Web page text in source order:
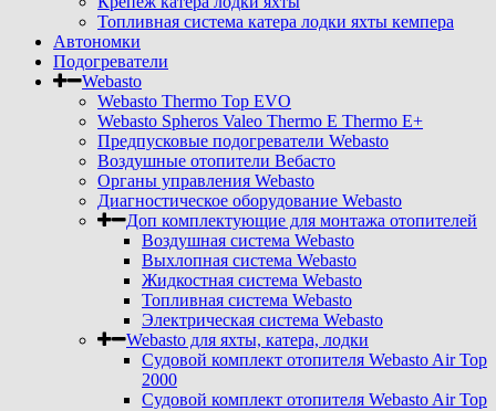
Топливная система катера лодки яхты кемпера
Автономки
Подогреватели
Webasto
Webasto Thermo Top EVO
Webasto Spheros Valeo Thermo E Thermo E+
Предпусковые подогреватели Webasto
Воздушные отопители Вебасто
Органы управления Webasto
Диагностическое оборудование Webasto
Доп комплектующие для монтажа отопителей
Воздушная система Webasto
Выхлопная система Webasto
Жидкостная система Webasto
Топливная система Webasto
Электрическая система Webasto
Webasto для яхты, катера, лодки
Судовой комплект отопителя Webasto Air Top
2000
Судовой комплект отопителя Webasto Air Top